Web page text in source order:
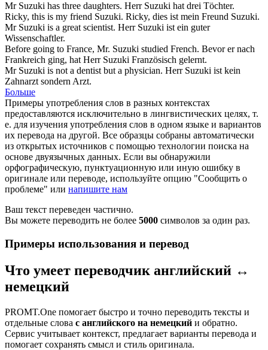
Mr Suzuki has three daughters. Herr Suzuki hat drei Töchter.
Ricky, this is my friend Suzuki. Ricky, dies ist mein Freund Suzuki.
Mr Suzuki is a great scientist. Herr Suzuki ist ein guter
Wissenschaftler.
Before going to France, Mr. Suzuki studied French. Bevor er nach
Frankreich ging, hat Herr Suzuki Französisch gelernt.
Mr Suzuki is not a dentist but a physician. Herr Suzuki ist kein
Zahnarzt sondern Arzt.
Больше
Примеры употребления слов в разных контекстах
предоставляются исключительно в лингвистических целях, т.
е. для изучения употребления слов в одном языке и вариантов
их перевода на другой. Все образцы собраны автоматически
из открытых источников с помощью технологии поиска на
основе двуязычных данных. Если вы обнаружили
орфографическую, пунктуационную или иную ошибку в
оригинале или переводе, используйте опцию "Сообщить о
проблеме" или напишите нам
Ваш текст переведен частично.
Вы можете переводить не более 5000 символов за один раз.
Примеры использования и перевод
Что умеет переводчик английский ↔
немецкий
PROMT.One помогает быстро и точно переводить тексты и
отдельные слова с английского на немецкий и обратно.
Сервис учитывает контекст, предлагает варианты перевода и
помогает сохранять смысл и стиль оригинала.